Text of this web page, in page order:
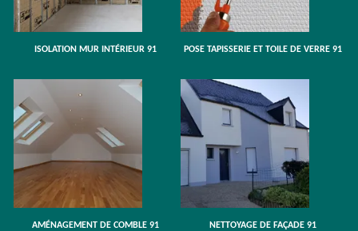
ISOLATION MUR INTÉRIEUR 91 POSE TAPISSERIE ET TOILE DE VERRE 91
AMÉNAGEMENT DE COMBLE 91 NETTOYAGE DE FAÇADE 91